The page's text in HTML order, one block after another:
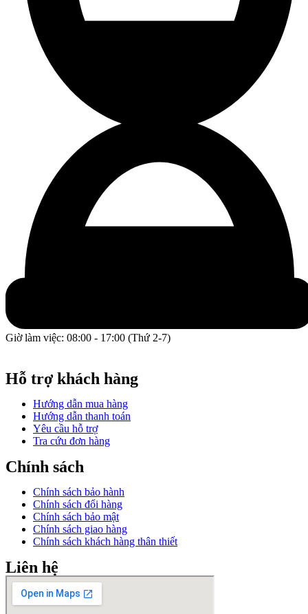
Giờ làm việc: 08:00 - 17:00 (Thứ 2-7)
Hỗ trợ khách hàng
Hướng dẫn mua hàng
Hướng dẫn thanh toán
Yêu cầu hỗ trợ
Tra cứu đơn hàng
Chính sách
Chính sách bảo hành
Chính sách đổi hàng
Chính sách bảo mật
Chính sách giao hàng
Chính sách khách hàng thân thiết
Liên hệ
Facebook
Instagram
Email
Youtube